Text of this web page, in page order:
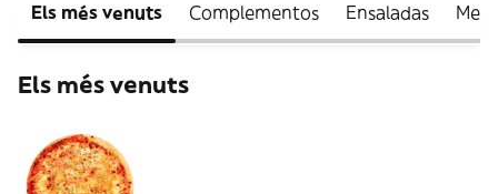
Els més venuts Complementos Ensaladas
Els més venuts